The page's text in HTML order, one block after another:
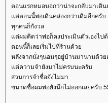
ตอนแรกหมอบอกว่าน่าจะกลับมาเดิน
ต่ตอนนี้พ่อเดินคล่องกว่าเดิมอีกครับ
ทุกคนก็กังวล
ต่ผมคิดว่าพ่อก็คงประเมินตัวเองไป
ตอนนี้ก็เลยเริ่มไปที่ร้านด้ว
หลังจากนั่งๆนอนๆอยู่บ้านมานานด้วย
ต่ความจำยังมาไม่ครบนะครับ
ส่วนการจำชื่อยังไม่มา
ขนาดชื่อผมพ่อยังนึกไม่ออกเลยครับ